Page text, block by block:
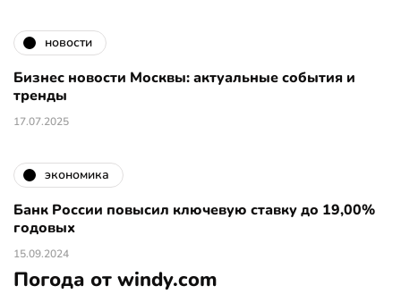
новости
Бизнес новости Москвы: актуальные события и
тренды
17.07.2025
экономика
Банк России повысил ключевую ставку до 19,00%
годовых
15.09.2024
Погода от windy.com